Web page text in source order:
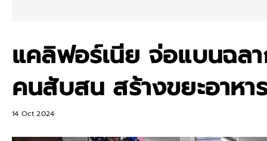
แคลิฟอร์เนีย จ่อแบนฉล
คนสับสน สร้างขยะอาห
14 Oct 2024